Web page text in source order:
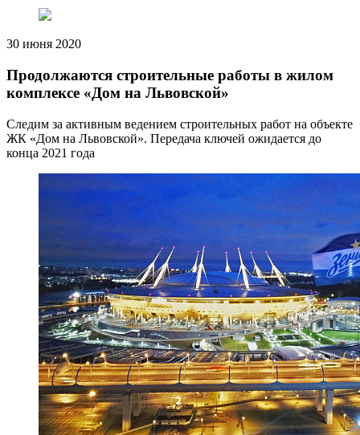
30 июня 2020
Продолжаются строительные работы в жилом
комплексе «Дом на Львовской»
Следим за активным ведением строительных работ на объекте
ЖК «Дом на Львовской». Передача ключей ожидается до
конца 2021 года